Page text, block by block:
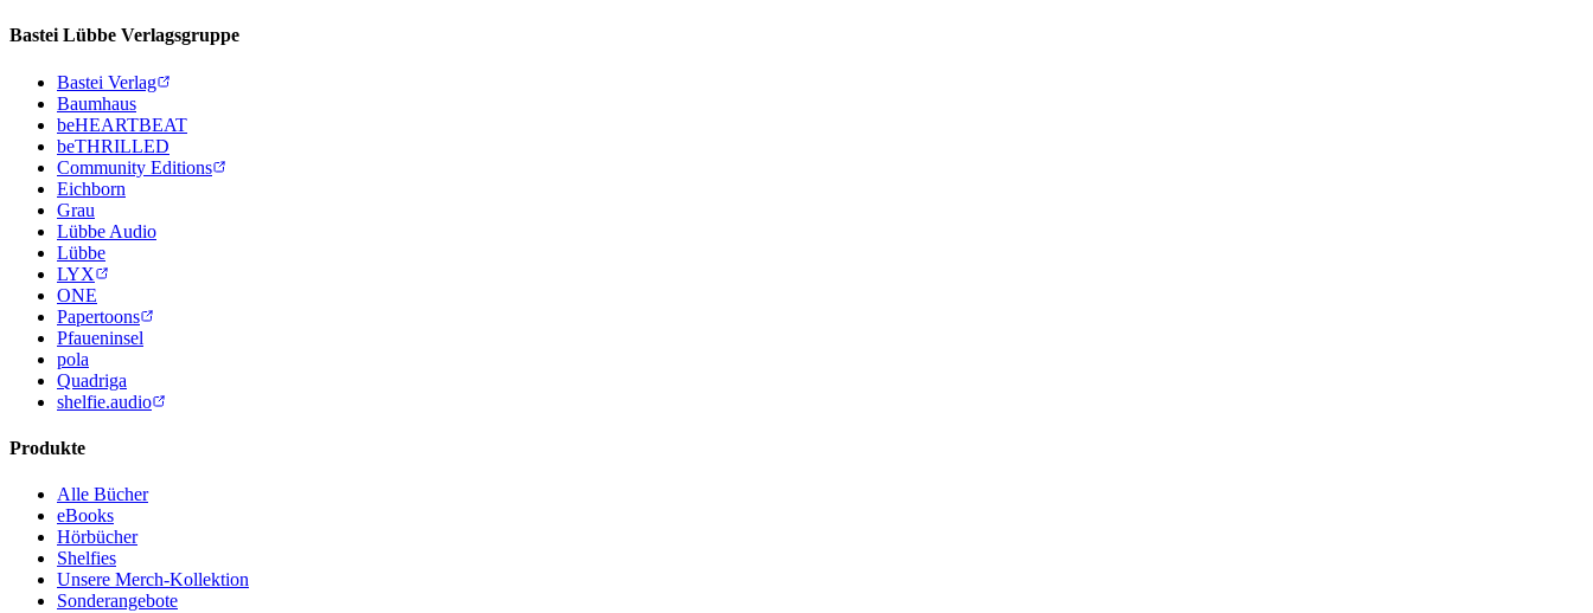
Bastei Lübbe Verlagsgruppe
Bastei Verlag
Baumhaus
beHEARTBEAT
beTHRILLED
Community Editions
Eichborn
Grau
Lübbe Audio
Lübbe
LYX
ONE
Papertoons
Pfaueninsel
pola
Quadriga
shelfie.audio
Produkte
Alle Bücher
eBooks
Hörbücher
Shelfies
Unsere Merch-Kollektion
Sonderangebote